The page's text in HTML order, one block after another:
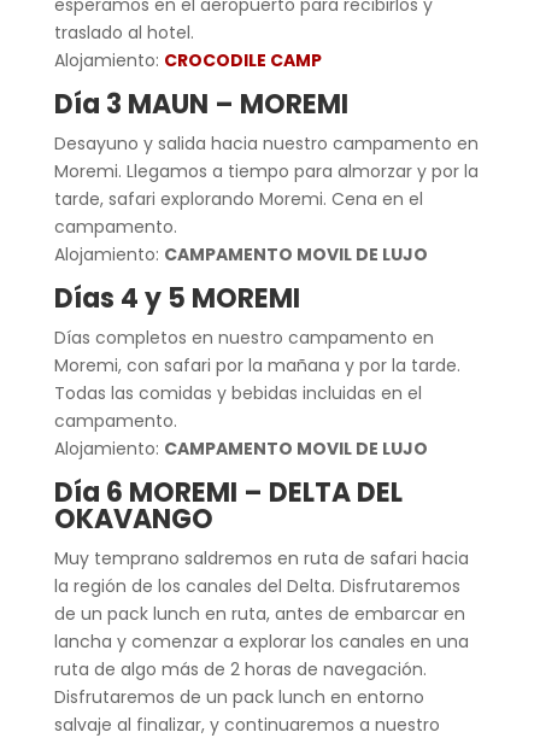
traslado al hotel.
Alojamiento: CROCODILE CAMP
Día 3 MAUN – MOREMI
Desayuno y salida hacia nuestro campamento en
Moremi. Llegamos a tiempo para almorzar y por la
tarde, safari explorando Moremi. Cena en el
campamento.
Alojamiento: CAMPAMENTO MOVIL DE LUJO
Días 4 y 5 MOREMI
Días completos en nuestro campamento en
Moremi, con safari por la mañana y por la tarde.
Todas las comidas y bebidas incluidas en el
campamento.
Alojamiento: CAMPAMENTO MOVIL DE LUJO
Día 6 MOREMI – DELTA DEL
OKAVANGO
Muy temprano saldremos en ruta de safari hacia
la región de los canales del Delta. Disfrutaremos
de un pack lunch en ruta, antes de embarcar en
lancha y comenzar a explorar los canales en una
ruta de algo más de 2 horas de navegación.
Disfrutaremos de un pack lunch en entorno
salvaje al finalizar, y continuaremos a nuestro